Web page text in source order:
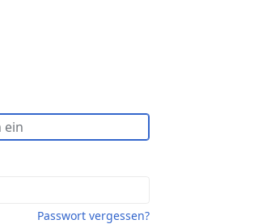
Passwort vergessen?